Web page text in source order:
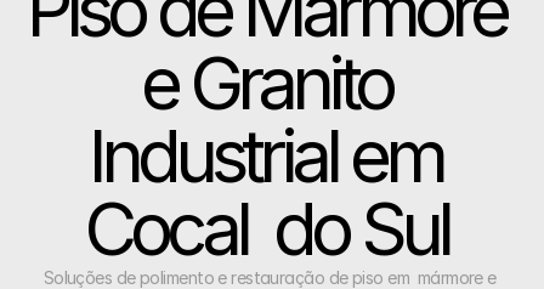
e Granito
Industrial em
Cocal  do Sul
Soluções de polimento e restauração de piso em  mármore e